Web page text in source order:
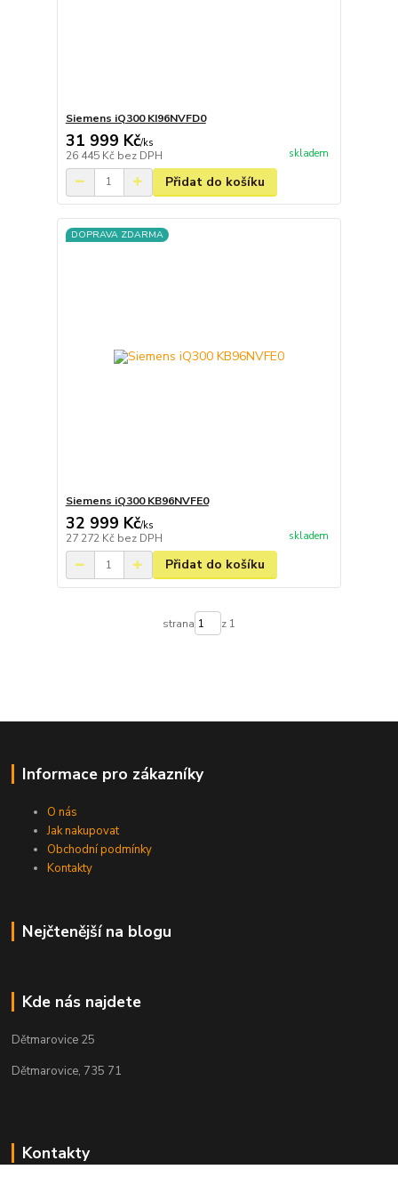
Siemens iQ300 KI96NVFD0
31 999 Kč/ks
26 445 Kč bez DPH skladem
Přidat do košíku
DOPRAVA ZDARMA
Siemens iQ300 KB96NVFE0
32 999 Kč/ks
27 272 Kč bez DPH skladem
Přidat do košíku
strana z 1
Informace pro zákazníky
O nás
Jak nakupovat
Obchodní podmínky
Kontakty
Nejčtenější na blogu
Kde nás najdete
Dětmarovice 25
Dětmarovice, 735 71
Kontakty